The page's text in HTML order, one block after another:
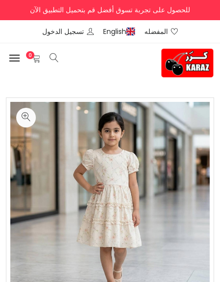
للحصول على تجربة تسوق أفضل قم بتحميل التطبيق الآن
المفضله English تسجيل الدخول
0